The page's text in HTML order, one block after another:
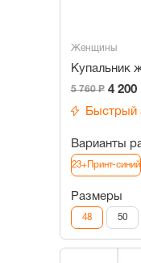
Женщины
Купальник
5 760 Р 4 200
Быстрый
Варианты
23+Принт-синий
Размеры
48 50